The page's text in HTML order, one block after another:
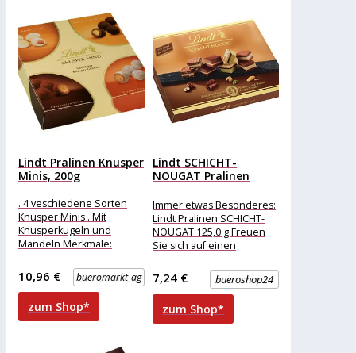
Lindt Pralinen Knusper
Minis, 200g
. 4 veschiedene Sorten
Knusper Minis . Mit
Knusperkugeln und
Mandeln Merkmale:
Ausführung: Geschenk
weitere
Produktinformationen:
Inhalt:
bueromarkt-ag
10,96 €
zum Shop*
Lindt SCHICHT-
NOUGAT Pralinen
Immer etwas Besonderes:
Lindt Pralinen SCHICHT-
NOUGAT 125,0 g Freuen
Sie sich auf einen
mit dieser edlen Mischung
auserlesenerbueroshop24
7,24 €
zum Shop*